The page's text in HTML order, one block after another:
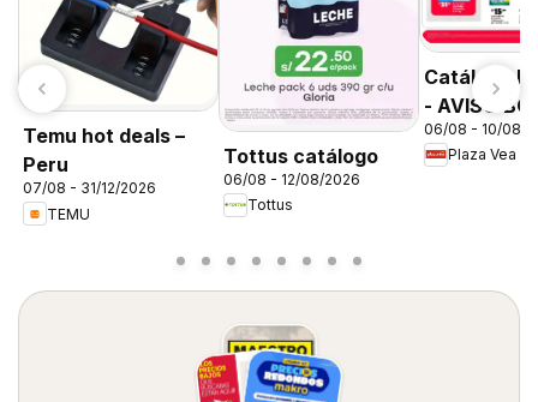
Temu hot deals –
Peru
07/08 - 31/12/2026
TEMU
Tottus catálogo
06/08 - 12/08/2026
Tottus
Catálogo
- AVISO
FDS1
06/08 - 10/08/
Plaza Vea